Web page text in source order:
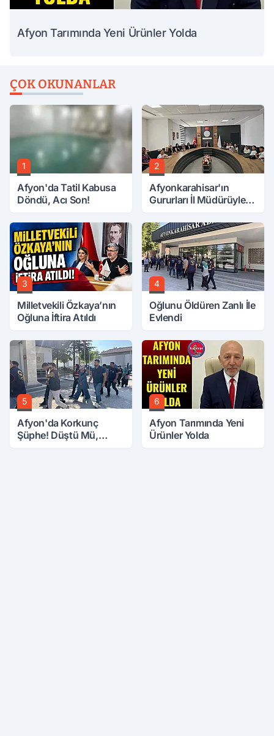
Afyon Tarımında Yeni Ürünler Yolda
ÇOK OKUNANLAR
1
Afyon'da Tatil Kabusa
Döndü, Acı Son!
2
Afyonkarahisar'ın
Gururları İl Müdürüyle
3
Milletvekili Özkaya’nın
Oğluna İftira Atıldı
4
Oğlunu Öldüren Zanlı İle
Evlendi
5
Afyon'da Korkunç
Şüphe! Düştü Mü,
6
Afyon Tarımında Yeni
Ürünler Yolda